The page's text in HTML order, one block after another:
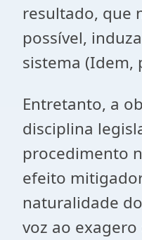
resultado, que
possível,
sistema (Idem,
Entretanto, a
disciplina
procedimento
efeito
naturalidade
voz ao